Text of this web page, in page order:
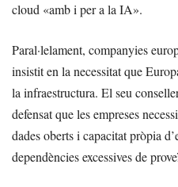
cloud «amb i per a la IA».
Paral·lelament, companyies
insistit en la necessitat que
la infraestructura. El seu
defensat que les empreses
dades oberts i capacitat pròpia
dependències excessives de